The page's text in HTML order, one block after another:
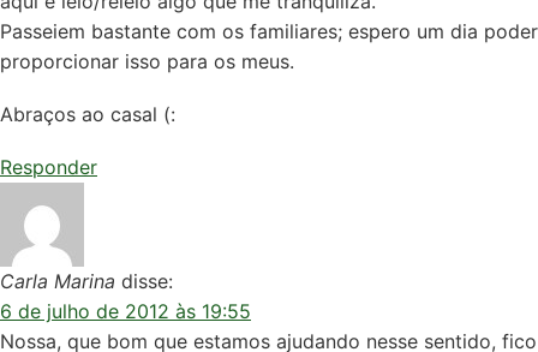
Passeiem bastante com os familiares; espero um dia poder
proporcionar isso para os meus.
Abraços ao casal (:
Responder
Carla Marina disse:
6 de julho de 2012 às 19:55
Nossa, que bom que estamos ajudando nesse sentido, fico